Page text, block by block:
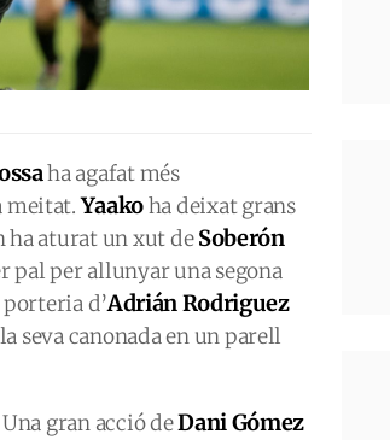
ha agafat més
meitat.Yaakoha deixat grans
ha aturat un xut deSoberón
per allunyar una segona
d’Adrián Rodriguez
seva canonada en un parell
gran acció deDani Gómez